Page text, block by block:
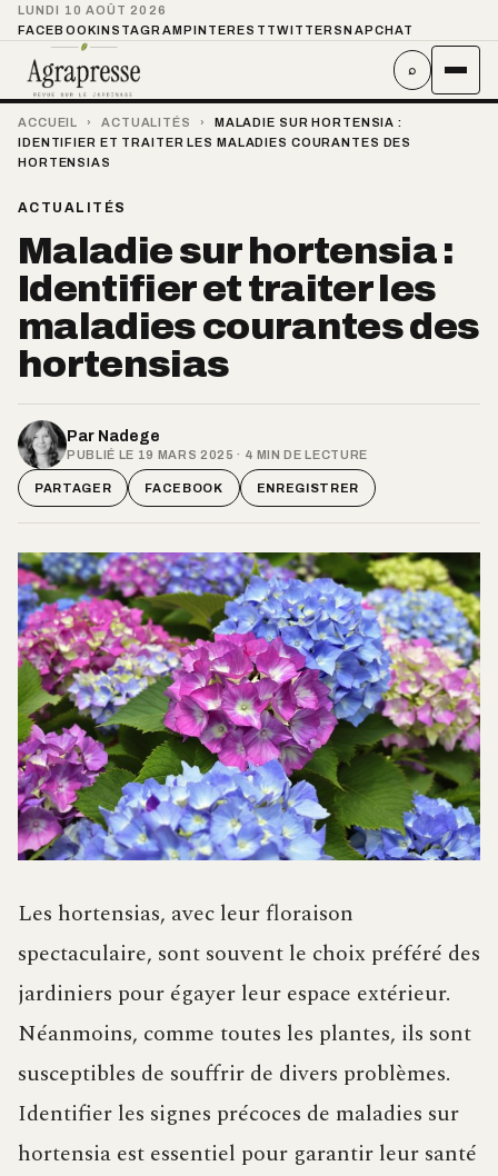
LUNDI 10 AOÛT 2026
FACEBOOKINSTAGRAMPINTEREST TWITTER SNAPCHAT
⌕
ACCUEIL › ACTUALITÉS ›
MALADIE SUR HORTENSIA :
IDENTIFIER ET TRAITER LES MALADIES COURANTES DES
HORTENSIAS
ACTUALITÉS
Maladie sur hortensia :
Identifier et traiter les
maladies courantes des
hortensias
Par Nadege
PUBLIÉ LE 19 MARS 2025 · 4 MIN DE LECTURE
PARTAGER FACEBOOK ENREGISTRER
Les hortensias, avec leur floraison
spectaculaire, sont souvent le choix préféré des
jardiniers pour égayer leur espace extérieur.
Néanmoins, comme toutes les plantes, ils sont
susceptibles de souffrir de divers problèmes.
Identifier les signes précoces de maladies sur
hortensia est essentiel pour garantir leur santé